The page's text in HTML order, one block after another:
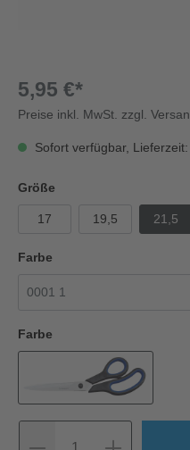
5,95 €*
Preise inkl. MwSt. zzgl.
Sofort verfügbar,
Größe
17 19,5 21,5
Farbe
Farbe